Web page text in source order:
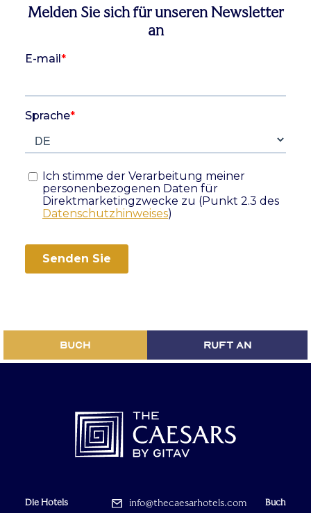
Melden Sie sich für unseren Newsletter
an
BUCH RUFT AN
Die Hotels info@thecaesarhotels.com Buch